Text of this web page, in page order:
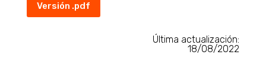
Versión .pdf
Última actualización:
18/08/2022